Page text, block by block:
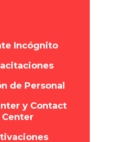
Incógnito
de Personal
y Contact
Center